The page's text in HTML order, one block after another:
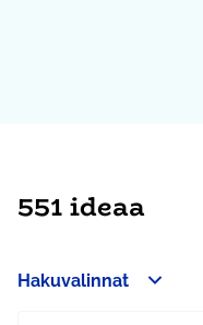
551 ideaa
Hakuvalinnat